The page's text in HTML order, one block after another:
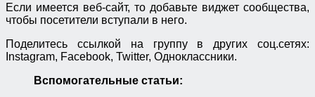
Если имеется веб-сайт, то добавьте виджет сообщества,
чтобы посетители вступали в него.
Поделитесь ссылкой на группу в других соц.сетях:
Instagram, Facebook, Twitter, Одноклассники.
Вспомогательные статьи: